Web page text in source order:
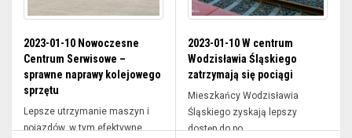
2023-01-10 Nowoczesne
Centrum Serwisowe –
sprawne naprawy kolejowego
sprzętu
Lepsze utrzymanie maszyn i
pojazdów, w tym efektywne
2023-01-10 W centrum
Wodzisławia Śląskiego
zatrzymają się pociągi
Mieszkańcy Wodzisławia
Śląskiego zyskają lepszy
dostęp do po...